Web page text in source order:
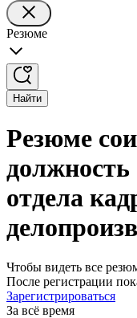
Резюме
Найти
Резюме
должность
отдела
Чтобы видеть все
После регистрации
Зарегистрироваться
За всё время